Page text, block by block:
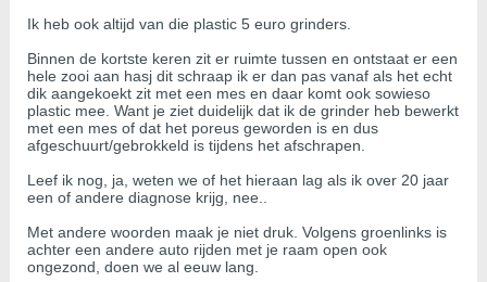
Ik heb ook altijd van die plastic 5 euro grinders.
Binnen de kortste keren zit er ruimte tussen en ontstaat er een
hele zooi aan hasj dit schraap ik er dan pas vanaf als het echt
dik aangekoekt zit met een mes en daar komt ook sowieso
plastic mee. Want je ziet duidelijk dat ik de grinder heb bewerkt
met een mes of dat het poreus geworden is en dus
afgeschuurt/gebrokkeld is tijdens het afschrapen.
Leef ik nog, ja, weten we of het hieraan lag als ik over 20 jaar
een of andere diagnose krijg, nee..
Met andere woorden maak je niet druk. Volgens groenlinks is
achter een andere auto rijden met je raam open ook
ongezond, doen we al eeuw lang.